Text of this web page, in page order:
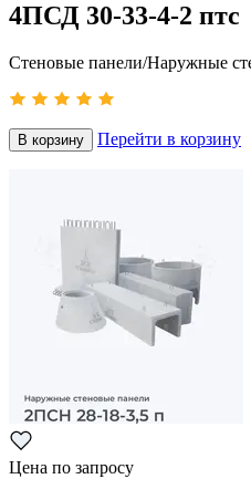
4ПСД 30-33-4-2 птс
Стеновые панели/Наружные
В корзину Перейти в корзину
Цена по запросу